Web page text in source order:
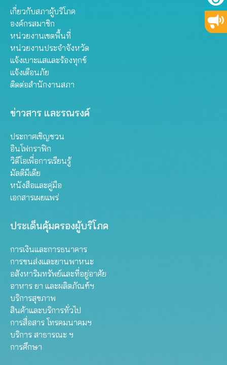
เกี่ยวกับสภาผู้บริโภค
องค์กรสมาชิก
หน่วยงานเขตพื้นที่
หน่วยงานประจำจังหวัด
แจ้งเบาะแสและร้องทุกข์
แจ้งเตือนภัย
ติดต่อสำนักงานสภา
ข่าวสาร และรณรงค์
ประกาศเชิญชวน
อินโฟกราฟิก
วิดีโอเพื่อการเรียนรู้
มัลติมีเดีย
หนังสือและคู่มือ
เอกสารเผยแพร่
ประเด็นคุ้มครองผู้บริโภค
การเงินและการธนาคาร
การขนส่งและยานพาหนะ
อสังหาริมทรัพย์และที่อยู่อาศัย
อาหาร ยา และผลิตภัณฑ์ฯ
บริการสุขภาพ
สินค้าและบริการทั่วไป
การสื่อสาร โทรคมนาคมฯ
บริการ สาธารณะ ฯ
การศึกษา